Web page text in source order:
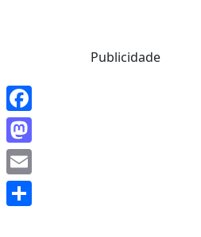
Publicidade
Facebook
Mastodon
Email